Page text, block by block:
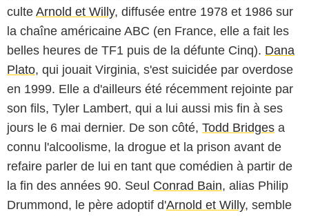
culte Arnold et Willy, diffusée entre 1978 et 1986 sur
la chaîne américaine ABC (en France, elle a fait les
belles heures de TF1 puis de la défunte Cinq). Dana
Plato, qui jouait Virginia, s'est suicidée par overdose
en 1999. Elle a d'ailleurs été récemment rejointe par
son fils, Tyler Lambert, qui a lui aussi mis fin à ses
jours le 6 mai dernier. De son côté, Todd Bridges a
connu l'alcoolisme, la drogue et la prison avant de
refaire parler de lui en tant que comédien à partir de
la fin des années 90. Seul Conrad Bain, alias Philip
Drummond, le père adoptif d'Arnold et Willy, semble